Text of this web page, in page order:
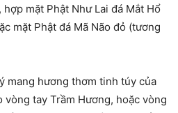
mặt Phật Như Lai đá Mắt Hổ
mặt Phật đá Mã Não đỏ (tương
mang hương thơm tinh túy của
vòng tay Trầm Hương, hoặc vòng